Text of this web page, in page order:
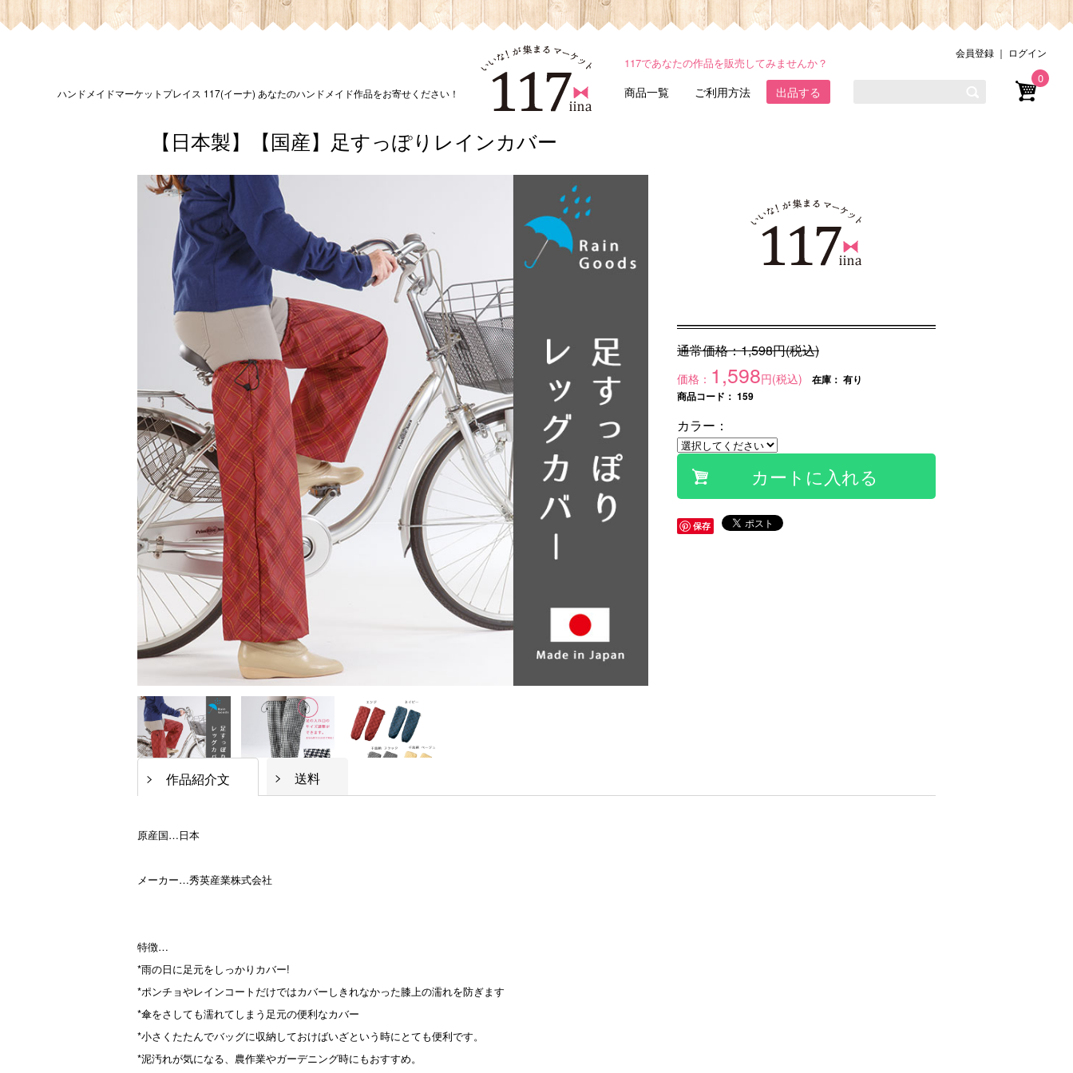
ハンドメイドマーケットプレイス 117(イーナ) あなたのハンドメイド作品をお寄せください！
117であなたの作品を販売してみませんか？
商品一覧 ご利用方法 出品する
会員登録 ｜ ログイン
0
【日本製】【国産】足すっぽりレインカバー
通常価格：1,598円(税込)
価格： 1,598円(税込) 在庫： 有り
商品コード： 159
カラー：
カートに入れる
保存
作品紹介文 送料
原産国…日本
メーカー…秀英産業株式会社
特徴…
*雨の日に足元をしっかりカバー!
*ポンチョやレインコートだけではカバーしきれなかった膝上の濡れを防ぎます
*傘をさしても濡れてしまう足元の便利なカバー
*小さくたたんでバッグに収納しておけばいざという時にとても便利です。
*泥汚れが気になる、農作業やガーデニング時にもおすすめ。